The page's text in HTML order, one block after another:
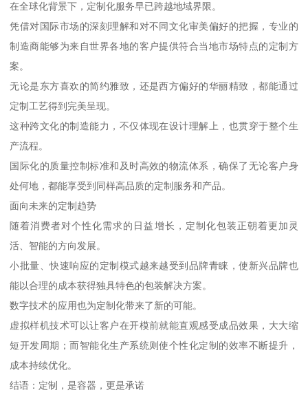
在全球化背景下，定制化服务早已跨越地域界限。
凭借对国际市场的深刻理解和对不同文化审美偏好的把握，专业的
制造商能够为来自世界各地的客户提供符合当地市场特点的定制方
案。
无论是东方喜欢的简约雅致，还是西方偏好的华丽精致，都能通过
定制工艺得到完美呈现。
这种跨文化的制造能力，不仅体现在设计理解上，也贯穿于整个生
产流程。
国际化的质量控制标准和及时高效的物流体系，确保了无论客户身
处何地，都能享受到同样高品质的定制服务和产品。
面向未来的定制趋势
随着消费者对个性化需求的日益增长，定制化包装正朝着更加灵
活、智能的方向发展。
小批量、快速响应的定制模式越来越受到品牌青睐，使新兴品牌也
能以合理的成本获得独具特色的包装解决方案。
数字技术的应用也为定制化带来了新的可能。
虚拟样机技术可以让客户在开模前就能直观感受成品效果，大大缩
短开发周期；而智能化生产系统则使个性化定制的效率不断提升，
成本持续优化。
结语：定制，是容器，更是承诺